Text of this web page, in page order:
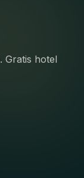
Gratis hotel